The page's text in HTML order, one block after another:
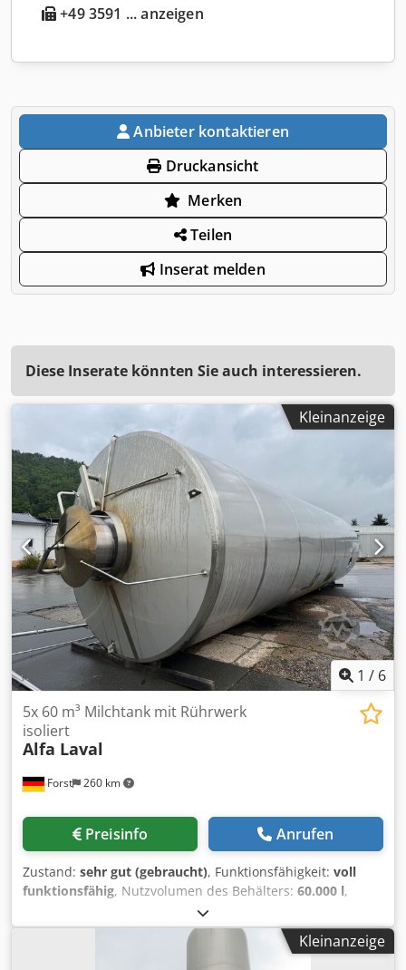
+49 3591 ... anzeigen
Anbieter kontaktieren
Druckansicht
Merken
Teilen
Inserat melden
Diese Inserate könnten Sie auch interessieren.
Kleinanzeige
1 / 6
Forst 260 km
5x 60 m³ Milchtank mit Rührwerk
isoliert
Alfa Laval
Preisinfo Anrufen
Zustand: sehr gut (gebraucht), Funktionsfähigkeit: voll
funktionsfähig, Nutzvolumen des Behälters: 60.000 l,
, Innendurchmesser:
Außendurchmesser:3.000 mm, Wandmaterial:Edelstahl,
Rührwerkbehälter aus Edelstahl (V2A), isoliert (Milchtank)
Kleinanzeige